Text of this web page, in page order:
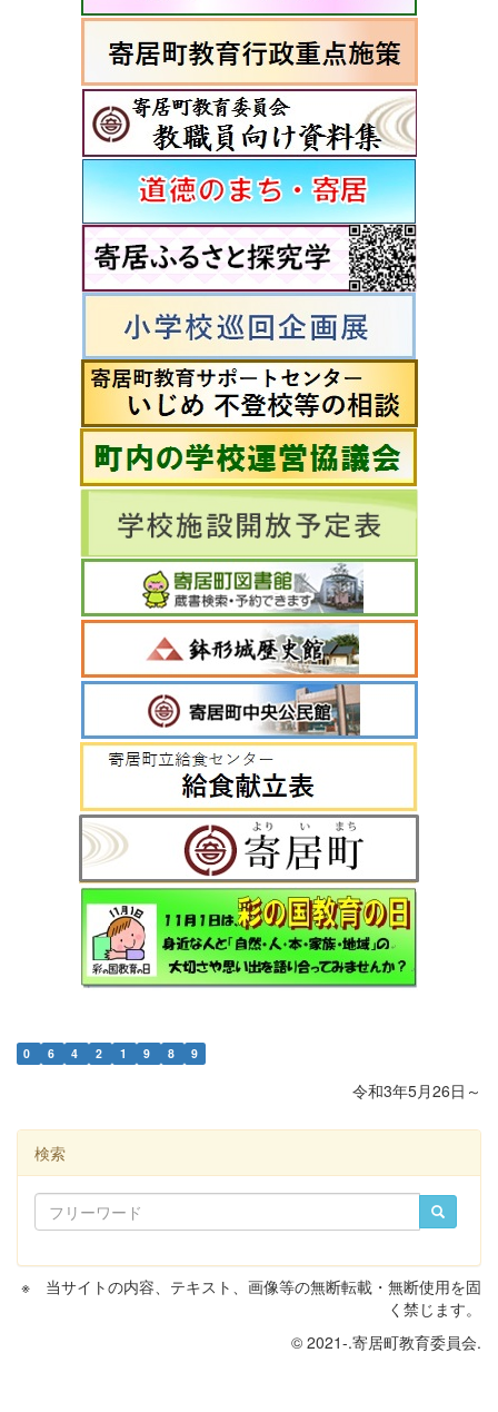
0 6 4 2 1 9 8 9
令和3年5月26日～
検索
※ 当サイトの内容、テキスト、画像等の無断転載・無断使用を固
く禁じます。
© 2021-.寄居町教育委員会.